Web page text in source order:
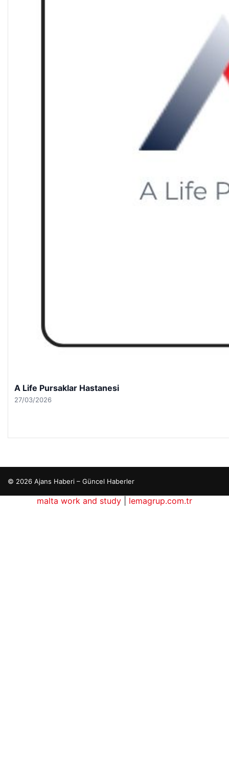
A Life Pursaklar Hastanesi
27/03/2026
© 2026 Ajans Haberi – Güncel Haberler
sitelerimalta work and study
lemagrup.com.tr